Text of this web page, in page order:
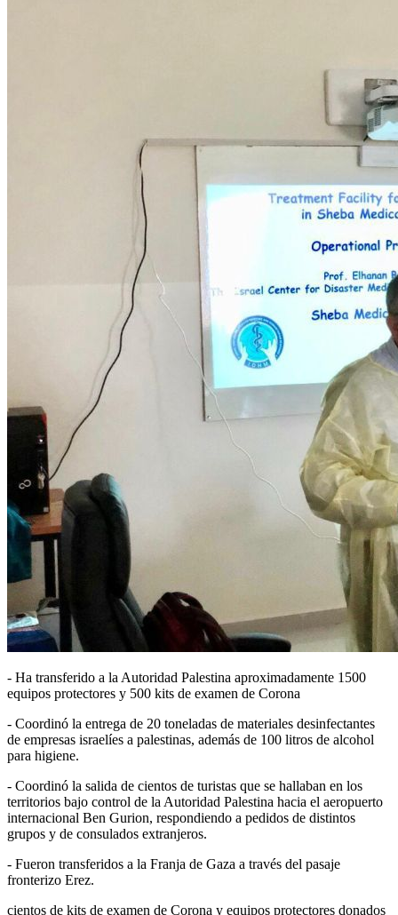
- Ha transferido a la Autoridad Palestina aproximadamente 1500
equipos protectores y 500 kits de examen de Corona
- Coordinó la entrega de 20 toneladas de materiales desinfectantes
de empresas israelíes a palestinas, además de 100 litros de alcohol
para higiene.
- Coordinó la salida de cientos de turistas que se hallaban en los
territorios bajo control de la Autoridad Palestina hacia el aeropuerto
internacional Ben Gurion, respondiendo a pedidos de distintos
grupos y de consulados extranjeros.
- Fueron transferidos a la Franja de Gaza a través del pasaje
fronterizo Erez.
cientos de kits de examen de Corona y equipos protectores donados